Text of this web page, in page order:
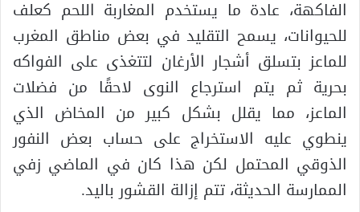
الفاكهة، عادة ما يستخدم المغاربة اللحم كعلف
للحيوانات، يسمح التقليد في بعض مناطق المغرب
للماعز بتسلق أشجار الأرغان لتتغذى على الفواكه
بحرية ثم يتم استرجاع النوى لاحقًا من فضلات
الماعز، مما يقلل بشكل كبير من المخاض الذي
ينطوي عليه الاستخراج على حساب بعض النفور
الذوقي المحتمل لكن هذا كان في الماضي زفي
الممارسة الحديثة، تتم إزالة القشور باليد.